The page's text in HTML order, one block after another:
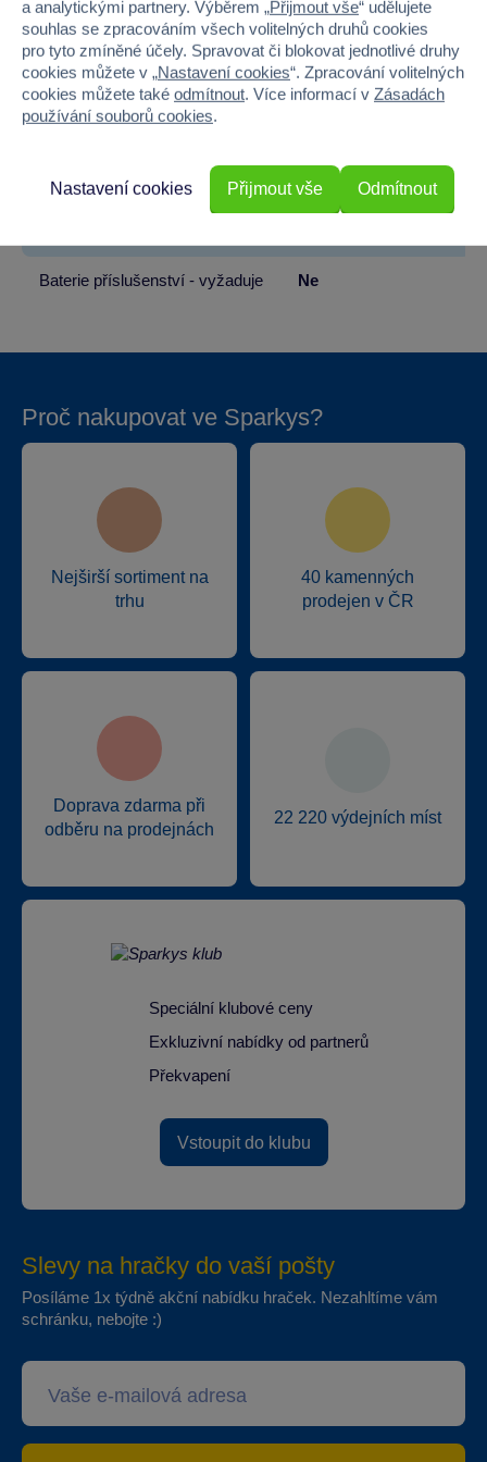
Pohlaví HOLKA, KLUK
Šířka 15
Hloubka 55
Baterie příslušenství - vyžaduje Ne
Proč nakupovat ve Sparkys?
Nejširší sortiment na
trhu
40 kamenných
prodejen v ČR
Doprava zdarma při
odběru na prodejnách
22 220 výdejních míst
Speciální klubové ceny
Exkluzivní nabídky od partnerů
Překvapení
Vstoupit do klubu
Slevy na hračky do vaší pošty
Posíláme 1x týdně akční nabídku hraček. Nezahltíme vám
schránku, nebojte :)
a analytickými partnery. Výběrem „Přijmout vše“ udělujete
souhlas se zpracováním všech volitelných druhů cookies
pro tyto zmíněné účely. Spravovat či blokovat jednotlivé druhy
cookies můžete v „Nastavení cookies“. Zpracování volitelných
cookies můžete také odmítnout. Více informací v Zásadách
používání souborů cookies.
Odmítnout
Nastavení cookies Přijmout vše